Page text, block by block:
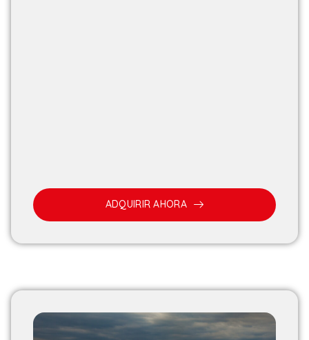
ADQUIRIR AHORA